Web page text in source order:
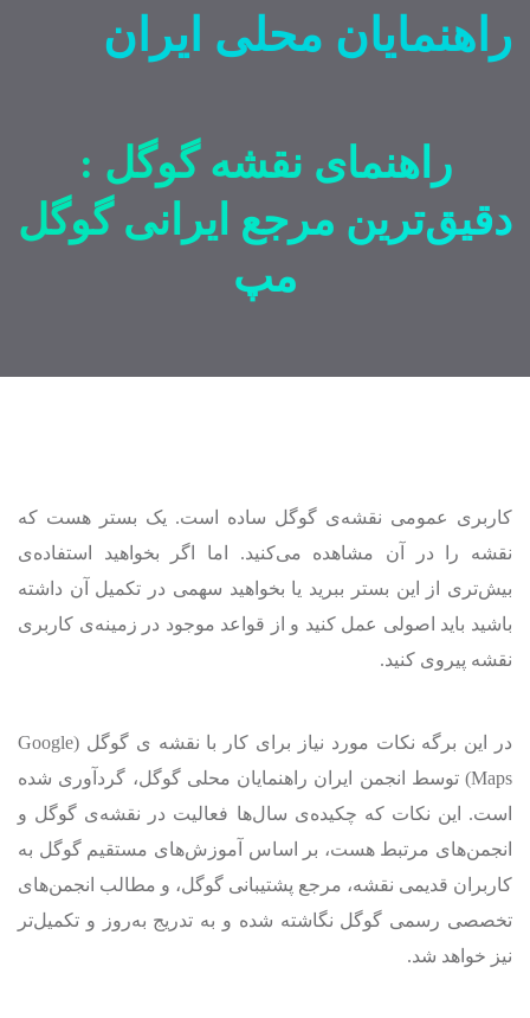
راهنمایان محلی ایران
راهنمای نقشه گوگل :
دقیق‌ترین مرجع ایرانی گوگل
مپ
کاربری عمومی نقشه‌ی گوگل ساده است. یک بستر هست که
نقشه را در آن مشاهده می‌کنید. اما اگر بخواهید استفاده‌ی
بیش‌تری از این بستر ببرید یا بخواهید سهمی در تکمیل آن داشته
باشید باید اصولی عمل کنید و از قواعد موجود در زمینه‌ی کاربری
نقشه پیروی کنید.
در این برگه نکات مورد نیاز برای کار با نقشه ی گوگل (Google
Maps) توسط انجمن ایران راهنمایان محلی گوگل، گردآوری شده
است. این نکات که چکیده‌ی سال‌ها فعالیت در نقشه‌ی گوگل و
انجمن‌های مرتبط هست، بر اساس آموزش‌های مستقیم گوگل به
کاربران قدیمی نقشه، مرجع پشتیبانی گوگل، و مطالب انجمن‌های
تخصصی رسمی گوگل نگاشته شده و به تدریج به‌روز و تکمیل‌تر
نیز خواهد شد.